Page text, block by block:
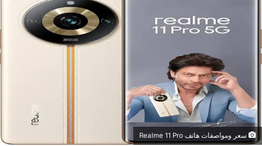
سعر ومواصفات هاتف Realme 11 Pro